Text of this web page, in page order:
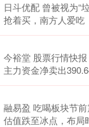
日斗优配 曾被视为“
抢着买，南方人爱吃
今裕堂 股票行情快
主力资金净卖出
融易盈 吃喝板块节
估值跌至冰点，布局